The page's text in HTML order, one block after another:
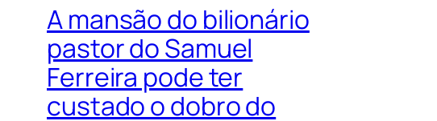
A mansão do bilionário
pastor do Samuel
Ferreira pode ter
custado o dobro do